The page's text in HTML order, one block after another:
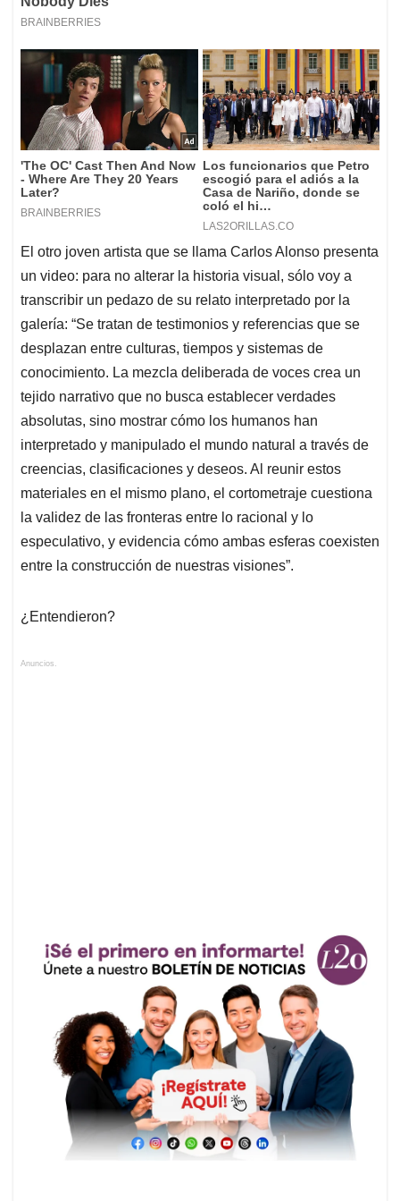
El otro joven artista que se llama Carlos Alonso presenta
un video: para no alterar la historia visual, sólo voy a
transcribir un pedazo de su relato interpretado por la
galería: “Se tratan de testimonios y referencias que se
desplazan entre culturas, tiempos y sistemas de
conocimiento. La mezcla deliberada de voces crea un
tejido narrativo que no busca establecer verdades
absolutas, sino mostrar cómo los humanos han
interpretado y manipulado el mundo natural a través de
creencias, clasificaciones y deseos. Al reunir estos
materiales en el mismo plano, el cortometraje cuestiona
la validez de las fronteras entre lo racional y lo
especulativo, y evidencia cómo ambas esferas coexisten
entre la construcción de nuestras visiones”.
¿Entendieron?
Anuncios.